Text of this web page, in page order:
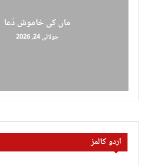
ماں کی خاموش دُعا
جولائی 24, 2026
اردو کالمز